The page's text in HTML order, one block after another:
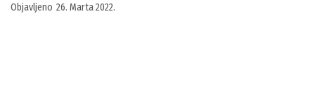
Objavljeno 26. Marta 2022.